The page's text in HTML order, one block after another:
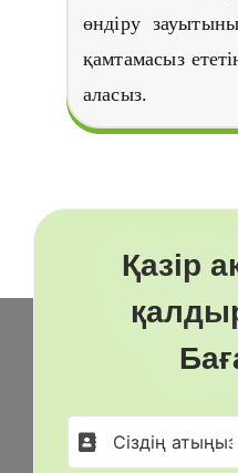
өндіру
қамтамасыз
аласыз.
Қазір